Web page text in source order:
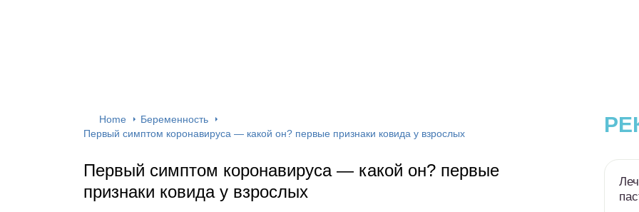
Home
Беременность
Первый симптом коронавируса — какой он? первые признаки ковида у взрослых
Первый симптом коронавируса — какой он? первые
признаки ковида у взрослых